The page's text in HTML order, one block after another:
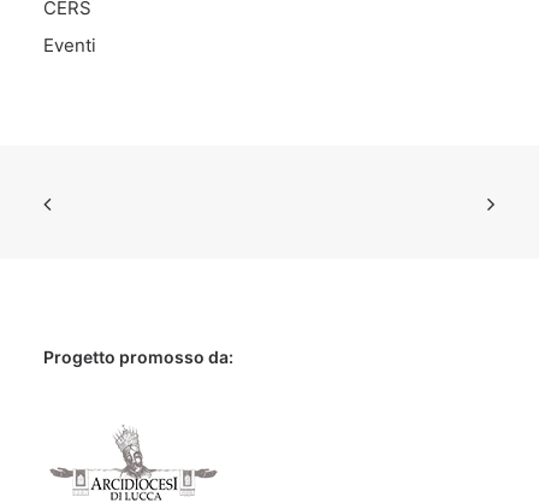
CERS
Eventi
Progetto promosso da: